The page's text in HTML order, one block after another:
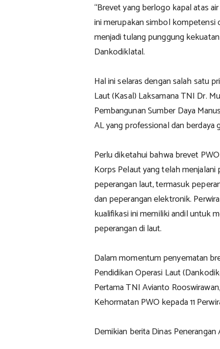
“Brevet yang berlogo kapal atas
ini merupakan simbol kompetensi
menjadi tulang punggung
Dankodiklatal.
Hal ini selaras dengan salah satu
Laut (Kasal) Laksamana TNI Dr.
Pembangunan Sumber Daya
AL yang professional dan berdaya
Perlu diketahui bahwa brevet
Korps Pelaut yang telah
peperangan laut, termasuk
dan peperangan elektronik.
kualifikasi ini memiliki andil untuk
peperangan di laut.
Dalam momentum penyematan
Pendidikan Operasi Laut
Pertama TNI Avianto
Kehormatan PWO kepada 11
Demikian berita Dinas